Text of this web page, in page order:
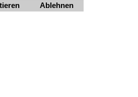
Ablehnen